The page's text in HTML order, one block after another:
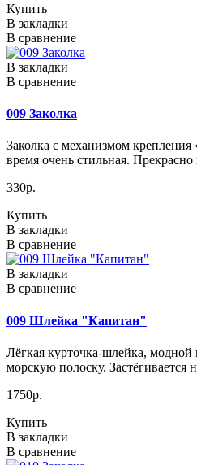
Купить
В закладки
В сравнение
В закладки
В сравнение
009 Заколка
Заколка с механизмом крепления
время очень стильная. Прекрасно
330р.
Купить
В закладки
В сравнение
В закладки
В сравнение
009 Шлейка "Капитан"
Лёгкая курточка-шлейка, модной
морскую полоску. Застёгивается
1750р.
Купить
В закладки
В сравнение